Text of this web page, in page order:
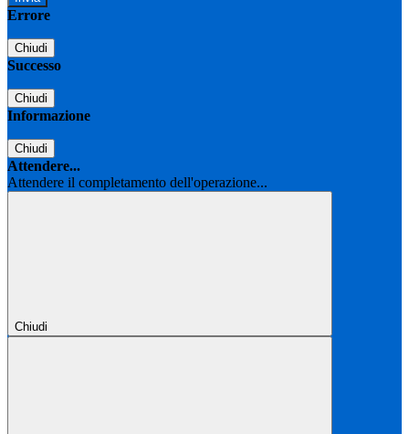
Errore
Chiudi
Successo
Chiudi
Informazione
Chiudi
Attendere...
Attendere il completamento dell'operazione...
Chiudi